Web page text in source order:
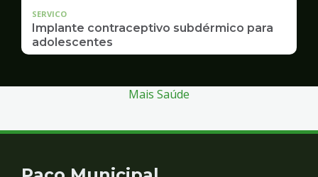
SERVICO
Implante contraceptivo subdérmico para
adolescentes
Mais Saúde